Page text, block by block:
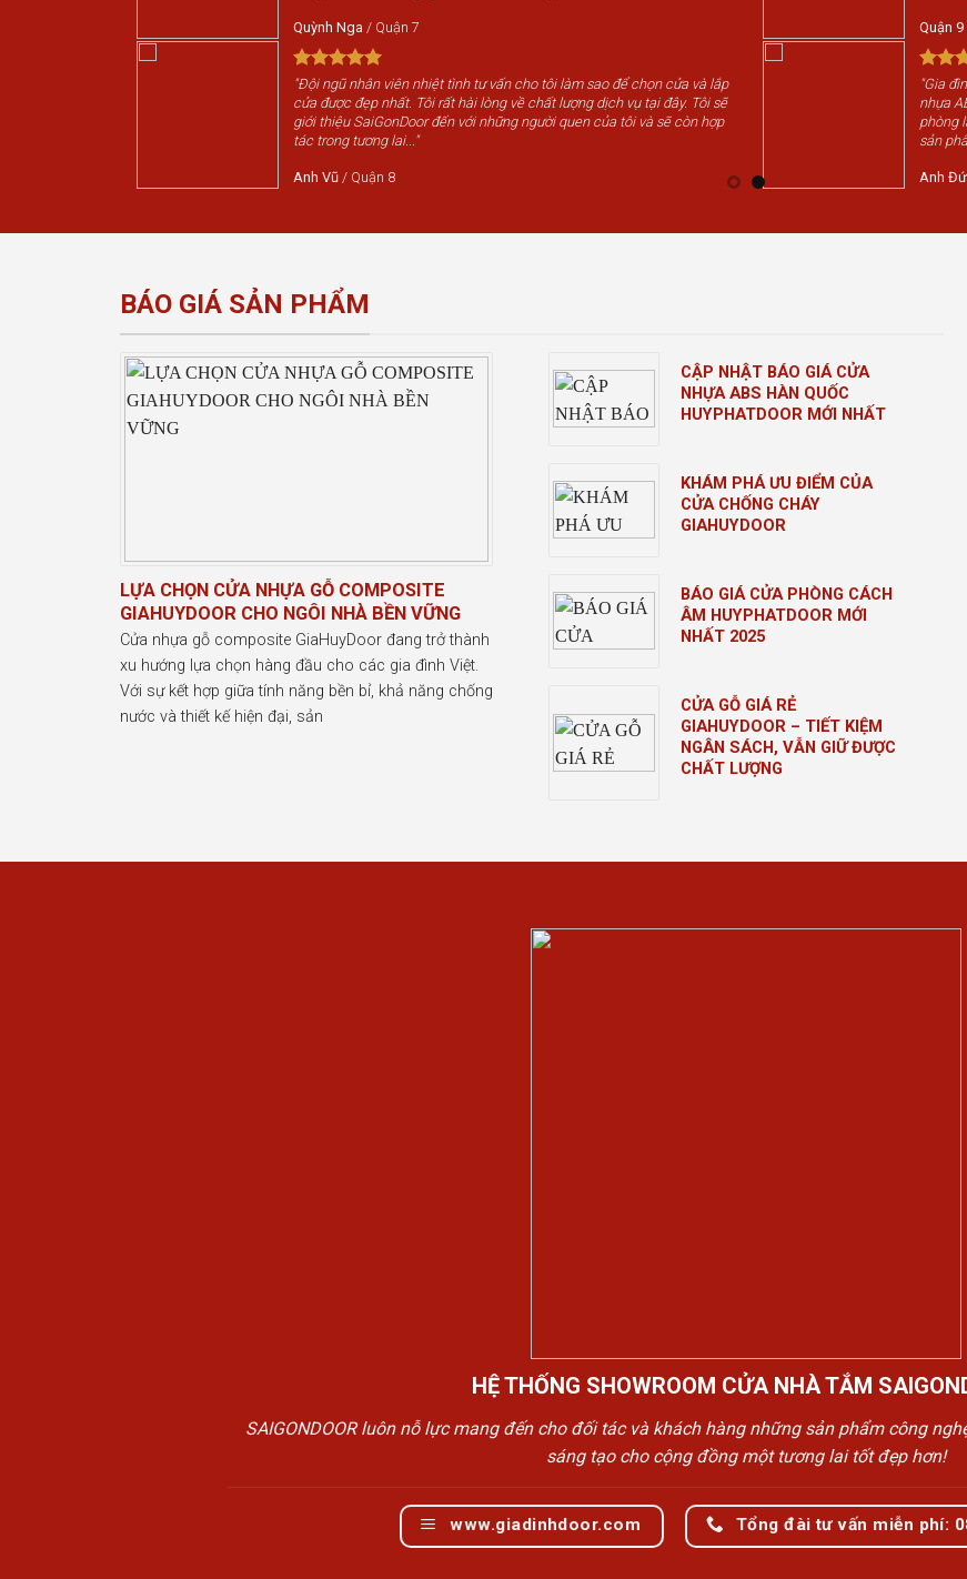
Quỳnh Nga / Quận 7 Quận 9
"Đội ngũ nhân viên nhiệt tình tư vấn cho tôi làm sao để chọn cửa và lắp
cửa được đẹp nhất. Tôi rất hài lòng về chất lượng dịch vụ tại đây. Tôi sẽ
giới thiệu SaiGonDoor đến với những người quen của tôi và sẽ còn hợp
tác trong tương lai..."
Anh Vũ / Quận 8
"Gia
nhựa
phòng
sản
Anh
BÁO GIÁ SẢN PHẨM
LỰA CHỌN CỬA NHỰA GỖ COMPOSITE
GIAHUYDOOR CHO NGÔI NHÀ BỀN VỮNG
Cửa nhựa gỗ composite GiaHuyDoor đang trở thành
xu hướng lựa chọn hàng đầu cho các gia đình Việt.
Với sự kết hợp giữa tính năng bền bỉ, khả năng chống
nước và thiết kế hiện đại, sản
CẬP NHẬT BÁO GIÁ CỬA
NHỰA ABS HÀN QUỐC
HUYPHATDOOR MỚI NHẤT
KHÁM PHÁ ƯU ĐIỂM CỦA
CỬA CHỐNG CHÁY
GIAHUYDOOR
BÁO GIÁ CỬA PHÒNG CÁCH
ÂM HUYPHATDOOR MỚI
NHẤT 2025
CỬA GỖ GIÁ RẺ
GIAHUYDOOR – TIẾT KIỆM
NGÂN SÁCH, VẪN GIỮ ĐƯỢC
CHẤT LƯỢNG
HỆ THỐNG SHOWROOM CỬA NHÀ TẮM
SAIGONDOOR luôn nỗ lực mang đến cho đối tác và khách hàng những sản phẩm công
sáng tạo cho cộng đồng một tương lai tốt đẹp hơn!
www.giadinhdoor.com Tổng đài tư vấn miễn phí: